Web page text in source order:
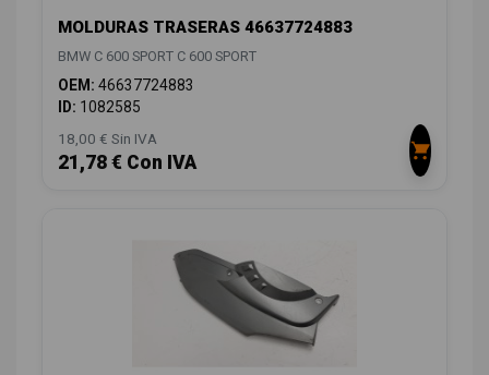
MOLDURAS TRASERAS 46637724883
BMW C 600 SPORT C 600 SPORT
OEM: 46637724883
ID: 1082585
18,00 € Sin IVA
21,78 € Con IVA